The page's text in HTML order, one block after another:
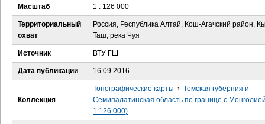
д
е
с
ь
Масштаб 1 : 126 000
Территориальный
охват
Россия, Республика Алтай, Кош-Агачский район,
Таш, река Чуя
Источник ВТУ ГШ
Дата публикации 16.09.2016
Коллекция
Топографические карты › Томская губерния и
Семипалатинская область по границе с
1:126 000)